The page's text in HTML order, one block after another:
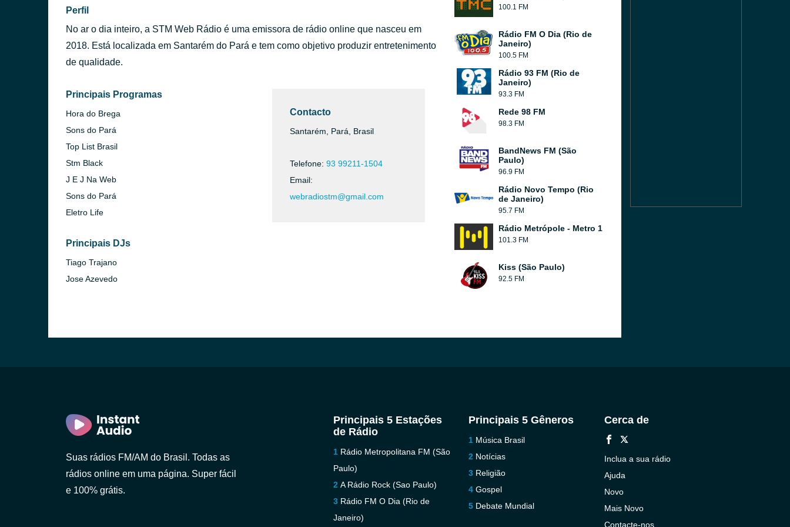
Perfil
No ar o dia inteiro, a STM Web Rádio é uma emissora de rádio online que nasceu em
2018. Está localizada em Santarém do Pará e tem como objetivo produzir entretenimento
de qualidade.
Principais Programas
Hora do Brega
Sons do Pará
Top List Brasil
Stm Black
J E J Na Web
Sons do Pará
Eletro Life
Principais DJs
Tiago Trajano
Jose Azevedo
Contacto
Santarém, Pará, Brasil
Telefone: 93 99211-1504
Email:
webradiostm@gmail.com
100.1 FM
Rádio FM O Dia (Rio de
Janeiro)
100.5 FM
Rádio 93 FM (Rio de
Janeiro)
93.3 FM
Rede 98 FM
98.3 FM
BandNews FM (São
Paulo)
96.9 FM
Rádio Novo Tempo (Rio
de Janeiro)
95.7 FM
Rádio Metrópole - Metro 1
101.3 FM
Kiss (São Paulo)
92.5 FM
Suas rádios FM/AM do Brasil. Todas as
rádios online em uma página. Super fácil
e 100% grátis.
Principais 5 Estações
de Rádio
Rádio Metropolitana FM (São
Paulo)
A Rádio Rock (Sao Paulo)
Rádio FM O Dia (Rio de
Janeiro)
Principais 5 Gêneros
Música Brasil
Notícias
Religião
Gospel
Debate Mundial
Cerca de
Inclua a sua rádio
Ajuda
Novo
Mais Novo
Contacte-nos